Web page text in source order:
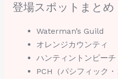
登場スポットまとめ
Waterman’s Guild
オレンジカウンティ
ハンティントンビーチ
PCH（パシフィック・